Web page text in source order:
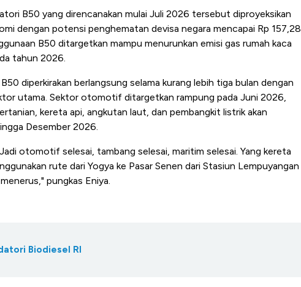
B50 yang direncanakan mulai Juli 2026 tersebut diproyeksikan
dengan potensi penghematan devisa negara mencapai Rp 157,28
B50 ditargetkan mampu menurunkan emisi gas rumah kaca
tahun 2026.
diperkirakan berlangsung selama kurang lebih tiga bulan dengan
utama. Sektor otomotif ditargetkan rampung pada Juni 2026,
kereta api, angkutan laut, dan pembangkit listrik akan
Desember 2026.
otomotif selesai, tambang selesai, maritim selesai. Yang kereta
rute dari Yogya ke Pasar Senen dari Stasiun Lempuyangan
pungkas Eniya.
Biodiesel RI